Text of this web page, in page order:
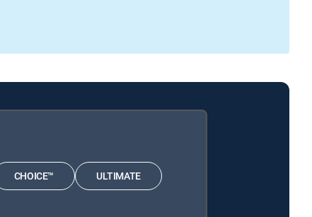
CHOICE™ ULTIMATE